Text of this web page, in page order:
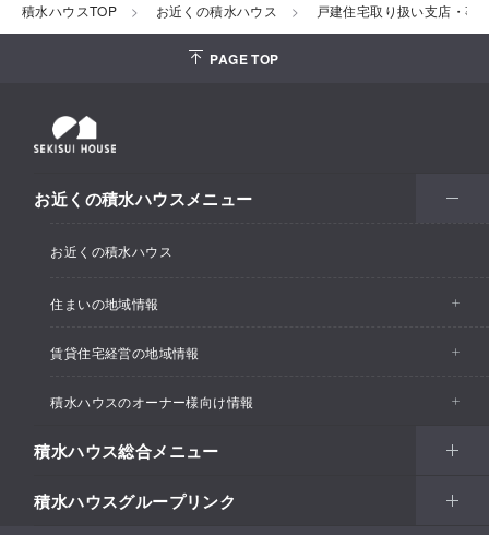
積水ハウスTOP お近くの積水ハウス 戸建住宅取り扱い支店・事
PAGE TOP
お近くの積水ハウスメニュー
お近くの積水ハウス
住まいの地域情報
イベント情報
住宅展示場・ショールーム情報
分譲住宅・土地
賃貸住宅経営の地域情報
イベント情報
支店・事業所情報
賃貸住宅経営（シャーメゾン）
積水ハウスのオーナー様向け情報
カスタマーズセンター
リフォーム
積水ハウス総合メニュー
住まい
積水ハウスグループリンク